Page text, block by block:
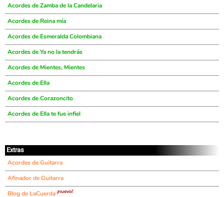
Acordes de Zamba de la Candelaria
Acordes de Reina mía
Acordes de Esmeralda Colombiana
Acordes de Ya no la tendrás
Acordes de Mientes, Mientes
Acordes de Ella
Acordes de Corazoncito
Acordes de Ella te fue infiel
Extras
Acordes de Guitarra
Afinador de Guitarra
Blog de LaCuerda ¡nuevo!